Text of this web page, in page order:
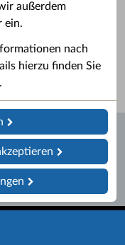
außerdem
ein.
nach
hierzu finden Sie
.